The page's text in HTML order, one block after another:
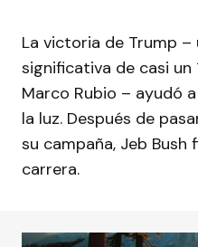
La victoria de Trump –
significativa de casi un
Marco Rubio – ayudó
la luz. Después de
su campaña, Jeb
carrera.